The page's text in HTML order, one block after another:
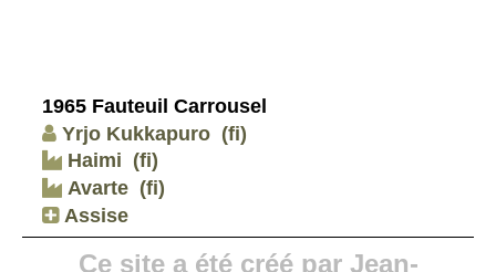
1965 Fauteuil Carrousel
Yrjo Kukkapuro (fi)
Haimi (fi)
Avarte (fi)
Assise
Ce site a été créé par Jean-